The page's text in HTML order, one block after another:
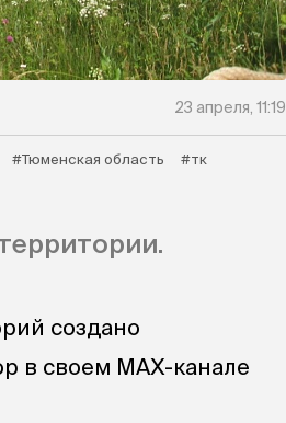
23 апреля, 11:19
#Тюменская область #тк
создано
в своем МАХ-канале